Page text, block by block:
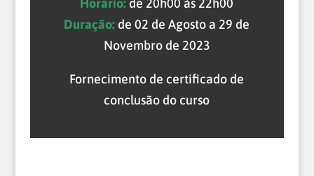
Horário: de 20h00 às 22h00
Duração: de 02 de Agosto a 29 de
Novembro de 2023
Fornecimento de certificado de
conclusão do curso